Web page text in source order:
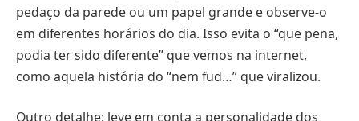
pedaço da parede ou um papel grande e observe-o
em diferentes horários do dia. Isso evita o “que pena,
podia ter sido diferente” que vemos na internet,
como aquela história do “nem fud…” que viralizou.
Outro detalhe: leve em conta a personalidade dos